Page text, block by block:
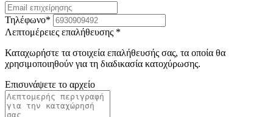
Τηλέφωνο*
Λεπτομέρειες επαλήθευσης *
Καταχωρήστε τα στοιχεία επαλήθευσής σας, τα οποία θα
χρησιμοποιηθούν για τη διαδικασία κατοχύρωσης.
Επισυνάψετε το αρχείο